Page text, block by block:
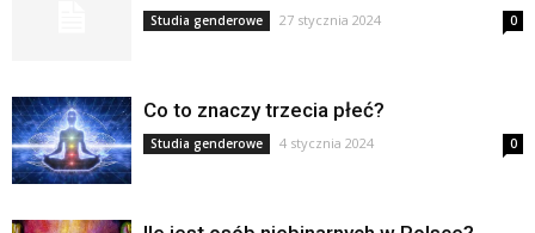
Studia genderowe 27 stycznia 2024 0
Co to znaczy trzecia płeć?
Studia genderowe 4 stycznia 2024 0